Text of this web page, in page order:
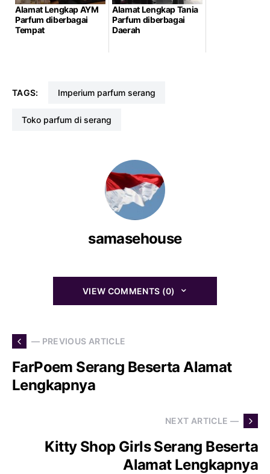
Alamat Lengkap AYM
Parfum diberbagai
Tempat
Alamat Lengkap Tania
Parfum diberbagai
Daerah
TAGS: imperium parfum serang
toko parfum di serang
samasehouse
VIEW COMMENTS (0)
— PREVIOUS ARTICLE
FarPoem Serang Beserta Alamat
Lengkapnya
NEXT ARTICLE —
Kitty Shop Girls Serang Beserta
Alamat Lengkapnya